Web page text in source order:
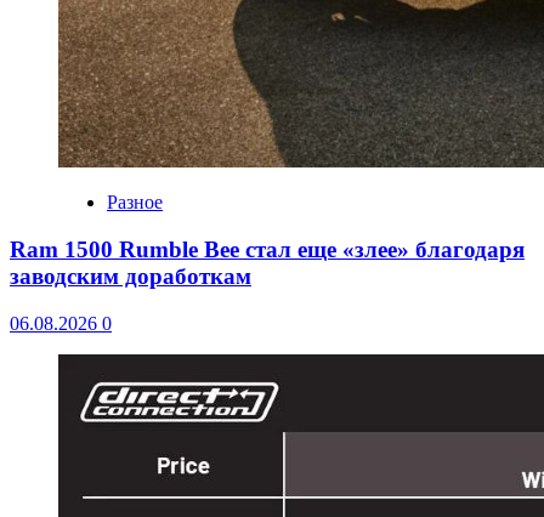
Разное
Ram 1500 Rumble Bee стал еще «злее» благодаря
заводским доработкам
06.08.2026 0